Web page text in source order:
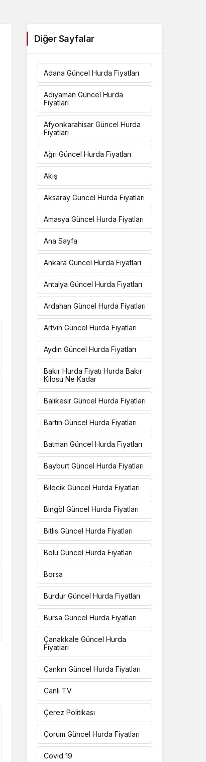
Diğer Sayfalar
Adana Güncel Hurda Fiyatları
Adıyaman Güncel Hurda
Fiyatları
Afyonkarahisar Güncel Hurda
Fiyatları
Ağrı Güncel Hurda Fiyatları
Akış
Aksaray Güncel Hurda Fiyatları
Amasya Güncel Hurda Fiyatları
Ana Sayfa
Ankara Güncel Hurda Fiyatları
Antalya Güncel Hurda Fiyatları
Ardahan Güncel Hurda Fiyatları
Artvin Güncel Hurda Fiyatları
Aydın Güncel Hurda Fiyatları
Bakır Hurda Fiyatı Hurda Bakır
Kilosu Ne Kadar
Balıkesir Güncel Hurda Fiyatları
Bartın Güncel Hurda Fiyatları
Batman Güncel Hurda Fiyatları
Bayburt Güncel Hurda Fiyatları
Bilecik Güncel Hurda Fiyatları
Bingöl Güncel Hurda Fiyatları
Bitlis Güncel Hurda Fiyatları
Bolu Güncel Hurda Fiyatları
Borsa
Burdur Güncel Hurda Fiyatları
Bursa Güncel Hurda Fiyatları
Çanakkale Güncel Hurda
Fiyatları
Çankırı Güncel Hurda Fiyatları
Canlı TV
Çerez Politikası
Çorum Güncel Hurda Fiyatları
Covid 19